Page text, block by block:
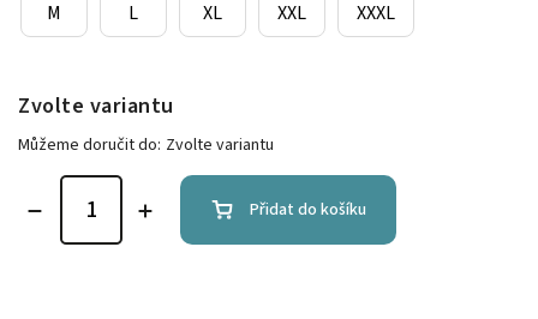
M L XL XXL XXXL
Zvolte variantu
Můžeme doručit do: Zvolte variantu
Přidat do košíku